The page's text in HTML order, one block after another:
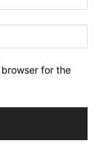
for the